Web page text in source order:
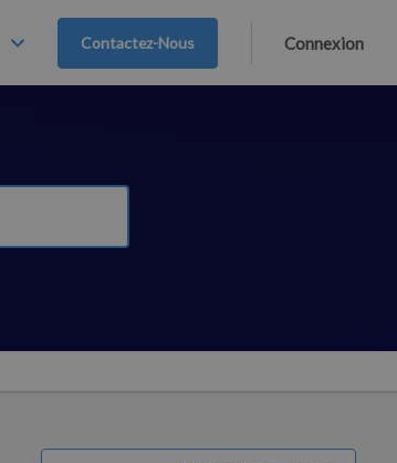
Contactez-Nous Connexion